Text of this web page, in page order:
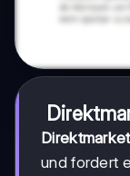
und fordert